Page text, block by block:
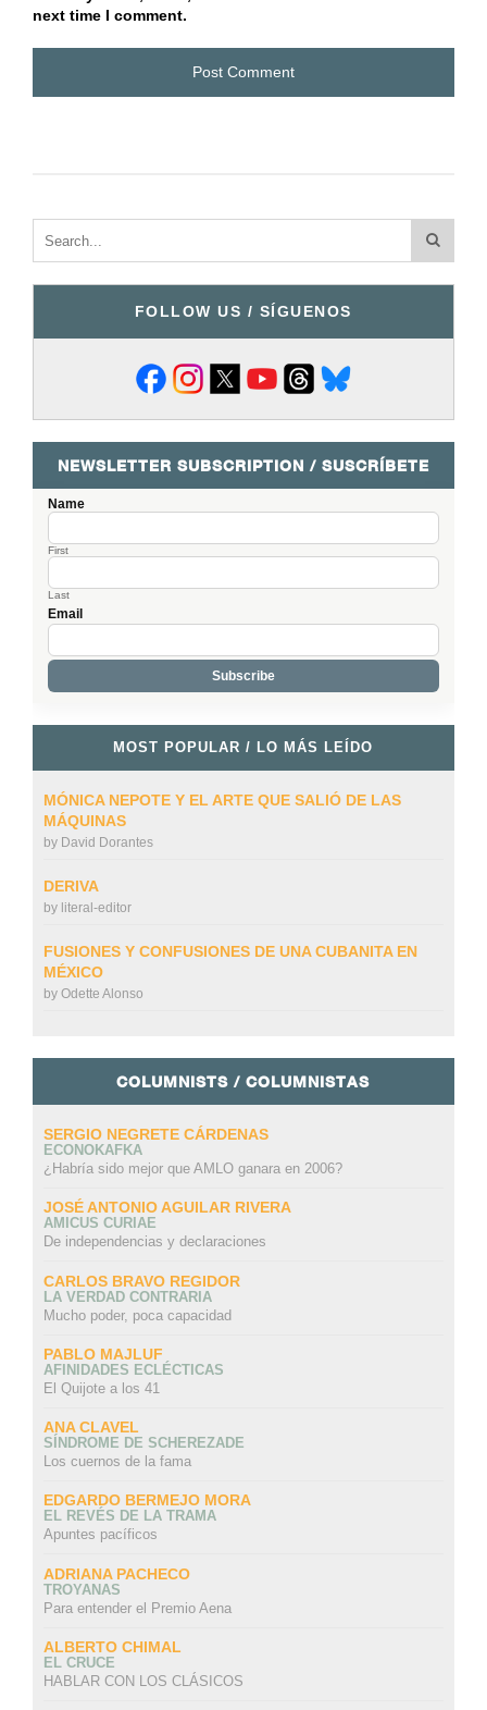
next time I comment.
FOLLOW US / SÍGUENOS
NEWSLETTER SUBSCRIPTION / SUSCRÍBETE
Name
First
Last
Email
MOST POPULAR / LO MÁS LEÍDO
MÓNICA NEPOTE Y EL ARTE QUE SALIÓ DE LAS
MÁQUINAS
by David Dorantes
DERIVA
by literal-editor
FUSIONES Y CONFUSIONES DE UNA CUBANITA EN
MÉXICO
by Odette Alonso
COLUMNISTS / COLUMNISTAS
SERGIO NEGRETE CÁRDENAS
ECONOKAFKA
¿Habría sido mejor que AMLO ganara en 2006?
JOSÉ ANTONIO AGUILAR RIVERA
AMICUS CURIAE
De independencias y declaraciones
CARLOS BRAVO REGIDOR
LA VERDAD CONTRARIA
Mucho poder, poca capacidad
PABLO MAJLUF
AFINIDADES ECLÉCTICAS
El Quijote a los 41
ANA CLAVEL
SÍNDROME DE SCHEREZADE
Los cuernos de la fama
EDGARDO BERMEJO MORA
EL REVÉS DE LA TRAMA
Apuntes pacíficos
ADRIANA PACHECO
TROYANAS
Para entender el Premio Aena
ALBERTO CHIMAL
EL CRUCE
HABLAR CON LOS CLÁSICOS